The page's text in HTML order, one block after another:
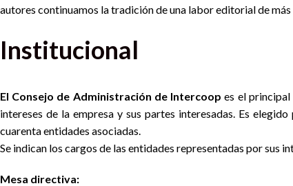
autores continuamos la tradición de una labor editorial de más
Institucional
El Consejo de Administración de Intercoop es el
intereses de la empresa y sus partes interesadas. Es
cuarenta entidades asociadas.
Se indican los cargos de las entidades representadas por sus
Mesa directiva: